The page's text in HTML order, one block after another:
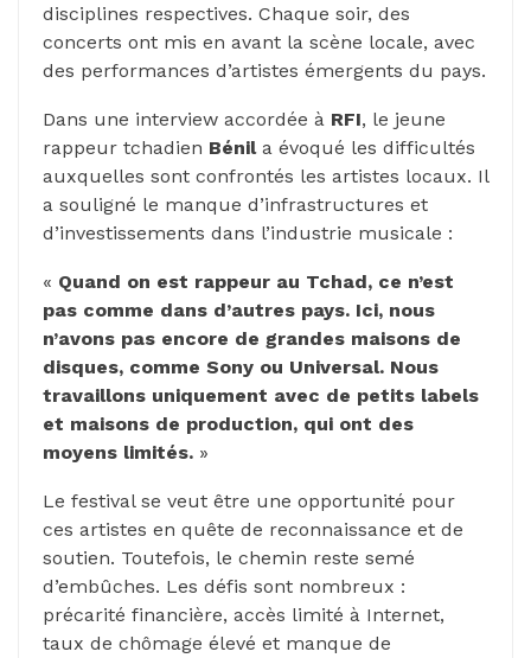
disciplines respectives. Chaque soir, des
concerts ont mis en avant la scène locale, avec
des performances d’artistes émergents du pays.
Dans une interview accordée à RFI, le jeune
rappeur tchadien Bénila évoqué les difficultés
auxquelles sont confrontés les artistes locaux. Il
a souligné le manque d’infrastructures et
d’investissements dans l’industrie musicale :
« Quand on est rappeur au Tchad, ce n’est
pas comme dans d’autres pays. Ici, nous
n’avons pas encore de grandes maisons de
disques, comme Sony ou Universal. Nous
travaillons uniquement avec de petits labels
et maisons de production, qui ont des
moyens limités. »
Le festival se veut être une opportunité pour
ces artistes en quête de reconnaissance et de
soutien. Toutefois, le chemin reste semé
d’embûches. Les défis sont nombreux :
précarité financière, accès limité à Internet,
taux de chômage élevé et manque de